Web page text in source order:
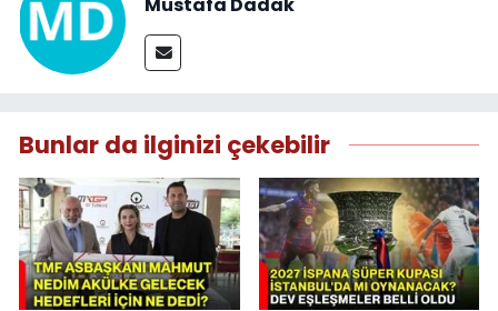
Mustafa Dadak
Bunlar da ilginizi çekebilir